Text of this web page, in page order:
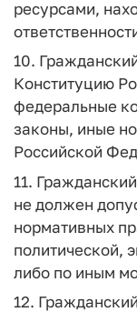
ресурсами,
10.
Конституцию
федеральные
законы, иные
Российской
11.
не должен
нормативных
политической,
либо по иным
12.